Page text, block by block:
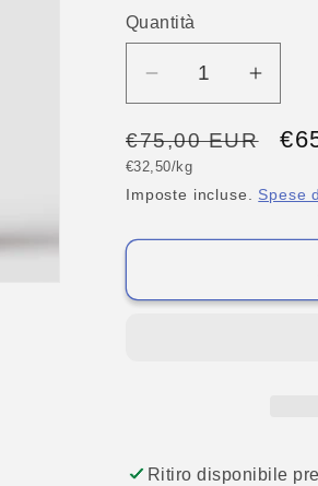
Quantità
Quantità
Diminuisci
quantità
per
Mass
x
Genesis
per
x
gainer
Prezzo
di
listino
€75,00 EUR
Prezzo
€32,50/kg
Imposte incluse. Spese
Ritiro disponibile